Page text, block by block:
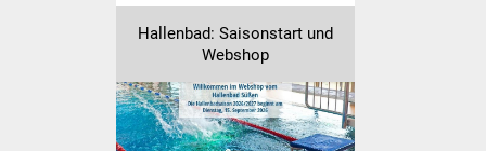
Soziale Einrichtungen
Kirchen
Lokale Agenda
Hallenbad: Saisonstart und
Webshop